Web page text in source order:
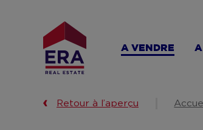
A VENDRE A
Retour à l’aperçu